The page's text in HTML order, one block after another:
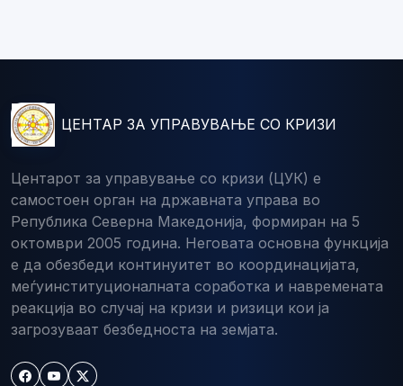
ЦЕНТАР ЗА УПРАВУВАЊЕ СО КРИЗИ
Центарот за управување со кризи (ЦУК) е
самостоен орган на државната управа во
Република Северна Македонија, формиран на 5
октомври 2005 година. Неговата основна функција
е да обезбеди континуитет во координацијата,
меѓуинституционалната соработка и навремената
реакција во случај на кризи и ризици кои ја
загрозуваат безбедноста на земјата.